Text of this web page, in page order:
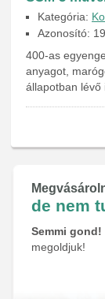
Kategória:
Azonosító:
400-as
anyagot,
állapotban lévő
de nem
Semmi gond!
megoldjuk!